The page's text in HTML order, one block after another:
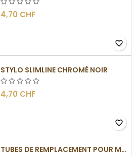
4,70 CHF
favorite_border
STYLO SLIMLINE CHROMÉ NOIR
4,70 CHF
favorite_border
TUBES DE REMPLACEMENT POUR MÉCANISMES SLIMLINE